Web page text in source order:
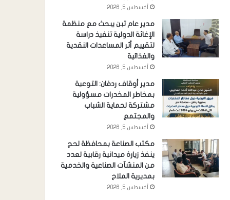
أغسطس 5, 2026
مدير عام تبن يبحث مع منظمة
الإغاثة الدولية تنفيذ دراسة
لتقييم أثر المساعدات النقدية
والغذائية
أغسطس 5, 2026
مدير أوقاف ردفان: التوعية
بمخاطر المخدرات مسؤولية
مشتركة لحماية الشباب
والمجتمع
أغسطس 5, 2026
مكتب الصناعة بمحافظة لحج
ينفذ زيارة ميدانية رقابية لعدد
من المنشآت الصناعية والخدمية
بمديرية الملاح
أغسطس 5, 2026